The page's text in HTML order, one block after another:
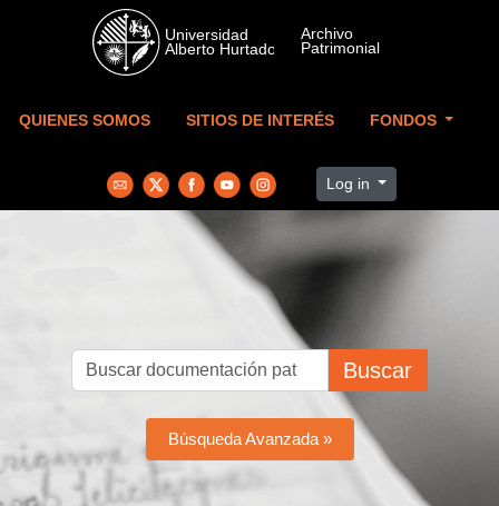
Skip to main content
QUIENES SOMOS SITIOS DE INTERÉS FONDOS
Log in
Buscar
Búsqueda Avanzada »